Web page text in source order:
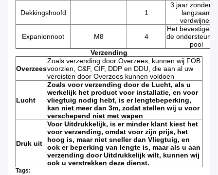
Dekkingshoofd 1
3 jaar zonder
langzaam
verdwijnen
Expanionnoot M8 4
Het bevestigen
de
pool
Verzending
Overzees
Zoals verzending door Overzees, kunnen wij FOB
voorzien, C&F, CIF, DDP en DDU, die aan al uw
vereisten door Overzees kunnen voldoen
Lucht
Zoals voor verzending door de Lucht, als u
werkelijk het product voor installatie, en voor
vliegtuig nodig hebt, is er lengtebeperking,
kan niet meer dan 3m, zodat stellen wij u voor
verschepend niet met wapen
Druk uit
Voor Uitdrukkelijk, is er minder klant kiest het
voor verzending, omdat voor zijn prijs, het
hoog is, maar niet sneller dan Vliegtuig, en
ook er beperking van lengte is, maar als u aan
verzending door Uitdrukkelijk wilt, kunnen wij
ook u verstrekken deze dienst.
Tags: